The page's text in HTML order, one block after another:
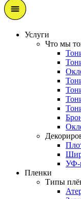
Услуги
Что мы
УФ-
Пленки
Типы